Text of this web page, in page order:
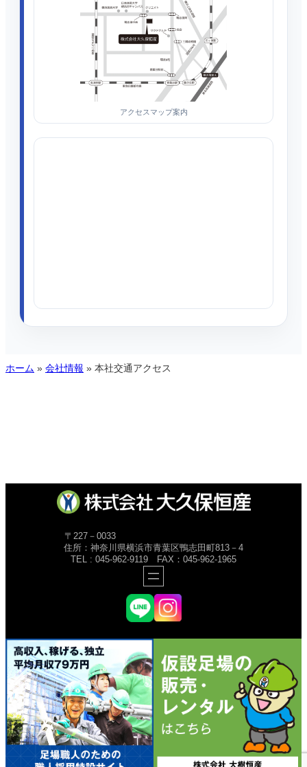
アクセスマップ案内
ホーム » 会社情報 » 本社交通アクセス
〒227－0033
住所：神奈川県横浜市青葉区鴨志田町813－4
TEL : 045-962-9119 FAX：045-962-1965